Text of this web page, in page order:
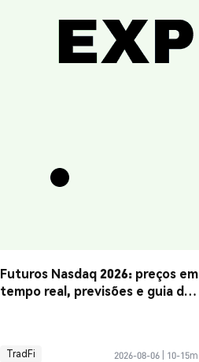
Futuros Nasdaq 2026: preços em
tempo real, previsões e guia de
TradFi 2026-08-06 10-15m